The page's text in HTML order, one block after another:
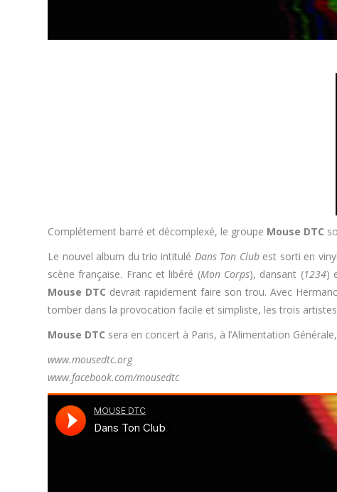
Complétement barré et décomplexé, le groupe Mouse DTC
Le nouvel album du trio intitulé Dans Ton Clubest sorti en
scène française. Franc et libéré (Mon Corps), dansant (1234)
Mouse DTC devrait rapidement faire son trou. Avec
tomber dans la provocation facile et simpliste, les trois
Mouse DTC sera en concert à Paris, à l’Alimentation
www.mousedtc.org
www.facebook.com/mousedtc